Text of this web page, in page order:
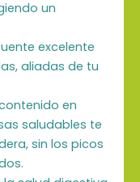
un
excelente
aliadas de tu
en
saludables te
sin los picos